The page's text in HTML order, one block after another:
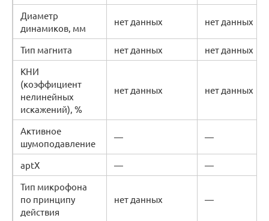
Диаметр
динамиков, мм
нет данных нет данных
Тип магнита нет данных
нет данных
КНИ
(коэффициент
нелинейных
искажений), %
нет данных нет данных
Активное
шумоподавление
— —
aptX —
—
Тип микрофона
по принципу
действия
нет данных —